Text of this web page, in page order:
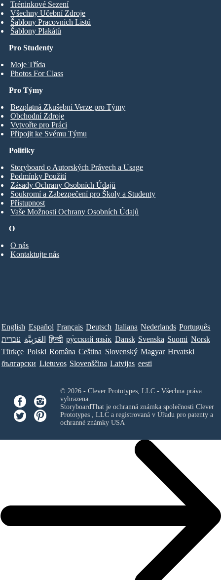
Pro Studenty
Moje Třída
Photos For Class
Tréninkové Sezení
Všechny Učební Zdroje
Šablony Pracovních Listů
Šablony Plakátů
Pro Týmy
Bezplatná Zkušební Verze pro Týmy
Obchodní Zdroje
Vytvořte pro Práci
Připojit ke Svému Týmu
O
O nás
Kontaktujte nás
Politiky
Storyboard o Autorských Právech a Usage
Podmínky Použití
Zásady Ochrany Osobních Údajů
Soukromí a Zabezpečení pro Školy a Studenty
Přístupnost
Vaše Možnosti Ochrany Osobních Údajů
English Español Français Deutsch Italiana Nederlands Português
עברית العَرَبِيَّة हिन्दी ру́сский язы́к Dansk Svenska Suomi Norsk
Türkçe Polski Româna Ceština Slovenský Magyar Hrvatski
български Lietuvos Slovenščina Latvijas eesti
© 2026 - Clever Prototypes, LLC - Všechna práva
vyhrazena.
StoryboardThat je ochranná známka společnosti Clever
Prototypes , LLCa registrovaná v Úřadu pro patenty a
ochranné známky USA